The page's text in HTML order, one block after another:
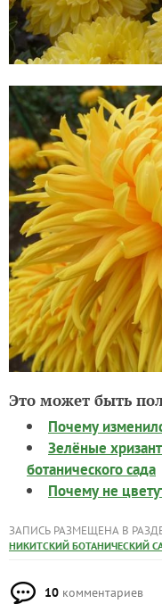
Это может быть
Почему
Зелёные
ботанического сада
Почему не
ЗАПИСЬ РАЗМЕЩЕНА В
НИКИТСКИЙ БОТАНИЧЕСКИЙ
10 комментариев